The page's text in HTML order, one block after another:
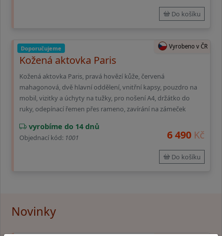
Do košíku
Doporučujeme Vyrobeno v ČR
Kožená aktovka Paris
Kožená aktovka Paris, pravá hovězí kůže, červená
mahagonová, dvě hlavní oddělení, vnitřní kapsy, pouzdro na
mobil, vizitky a úchyty na tužky, pro nošení A4, držátko do
ruky, odepínací řemen přes rameno, zavírání na zámeček
vyrobíme do 14 dnů
Objednací kód: 1001 6 490 Kč
Do košíku
Novinky